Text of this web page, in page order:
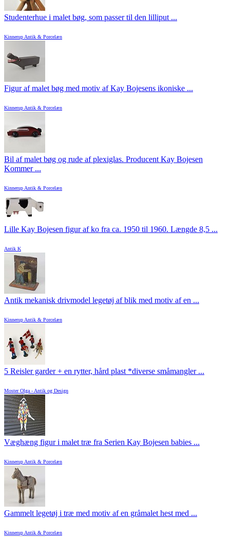
Studenterhue i malet bøg, som passer til den lilliput ...
Kinnerup Antik & Porcelæn
Figur af malet bøg med motiv af Kay Bojesens ikoniske ...
Kinnerup Antik & Porcelæn
Bil af malet bøg og rude af plexiglas. Producent Kay Bojesen
Kommer ...
Kinnerup Antik & Porcelæn
Lille Kay Bojesen figur af ko fra ca. 1950 til 1960. Længde 8,5 ...
Antik K
Antik mekanisk drivmodel legetøj af blik med motiv af en ...
Kinnerup Antik & Porcelæn
5 Reisler garder + en rytter, hård plast *diverse småmangler ...
Moster Olga - Antik og Design
Væghæng figur i malet træ fra Serien Kay Bojesen babies ...
Kinnerup Antik & Porcelæn
Gammelt legetøj i træ med motiv af en gråmalet hest med ...
Kinnerup Antik & Porcelæn